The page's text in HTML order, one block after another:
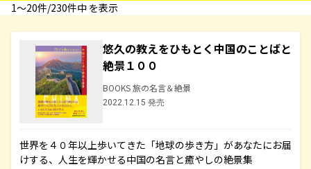
1〜20件/230件中 を表示
悠久の教えをひもとく中国のことばと
絶景１００
BOOKS 旅の名言＆絶景
2022.12.15 発売
世界を４０年以上歩いてきた「地球の歩き方」があなたにお届
けする、人生を輝かせる中国の名言と癒やしの絶景集